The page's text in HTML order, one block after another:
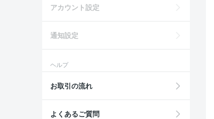
アカウント設定
通知設定
ヘルプ
お取引の流れ
よくあるご質問